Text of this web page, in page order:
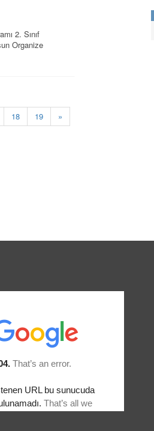
2. Sınıf
Organize
18 19 »